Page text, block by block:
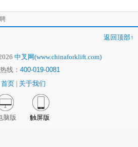
返回顶部↑
中叉网(www.chinaforklift.com)
线： 400-019-0081
首页
关于我们
脑版 触屏版